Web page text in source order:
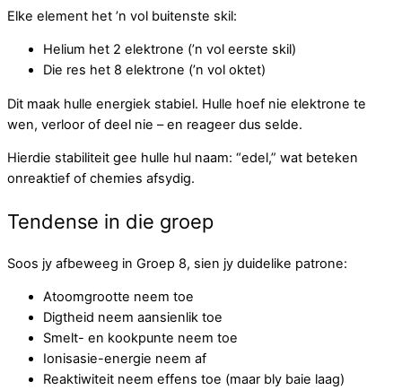
Elke element het ’n vol buitenste skil:
Helium het 2 elektrone (’n vol eerste skil)
Die res het 8 elektrone (’n vol oktet)
Dit maak hulle energiek stabiel. Hulle hoef nie elektrone te
wen, verloor of deel nie – en reageer dus selde.
Hierdie stabiliteit gee hulle hul naam: “edel,” wat beteken
onreaktief of chemies afsydig.
Tendense in die groep
Soos jy afbeweeg in Groep 8, sien jy duidelike patrone:
Atoomgrootte neem toe
Digtheid neem aansienlik toe
Smelt- en kookpunte neem toe
Ionisasie-energie neem af
Reaktiwiteit neem effens toe (maar bly baie laag)